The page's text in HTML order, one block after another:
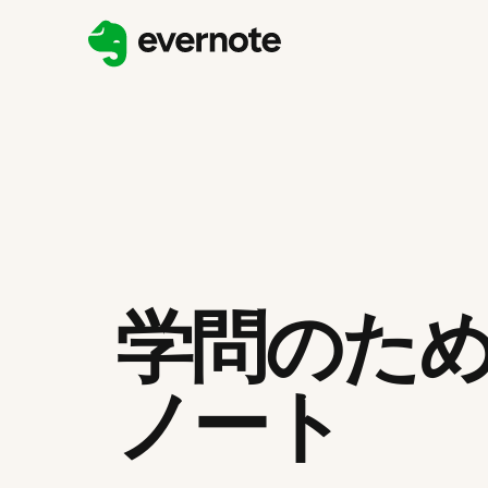
学問のた
ノート